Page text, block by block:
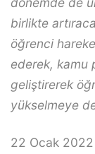
birlikte
öğrenci
ederek, kamu
geliştirerek
yükselmeye
22 Ocak 2022